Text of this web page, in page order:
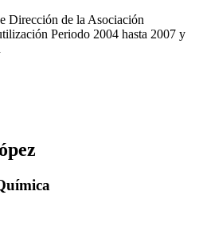
Dirección de la Asociación
Periodo 2004 hasta 2007 y